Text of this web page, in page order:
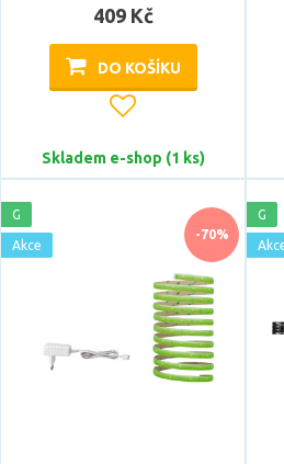
LED pásek
Funkce
bezdotykový stmívač
bluetooth
digitální
Zobrazit
Napětí / napájení
409 Kč
DO KOŠÍKU
Skladem e-shop (1 ks)
-70%
G
Akce
G